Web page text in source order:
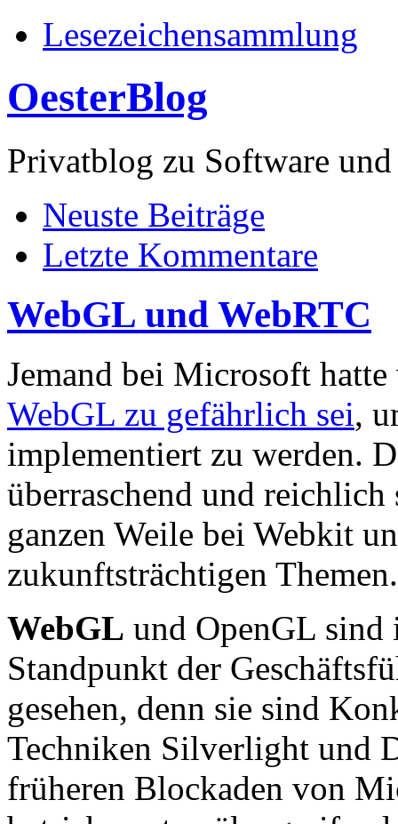
Lesezeichensammlung
OesterBlog
Privatblog zu Software
Neuste Beiträge
Letzte Kommentare
WebGL und WebRTC
Jemand bei Microsoft
WebGL zu gefährlich sei,
implementiert zu werden.
überraschend und
ganzen Weile bei Webkit
zukunftsträchtigen Themen.
WebGL und OpenGL
Standpunkt der
gesehen, denn sie sind
Techniken Silverlight und
früheren Blockaden von